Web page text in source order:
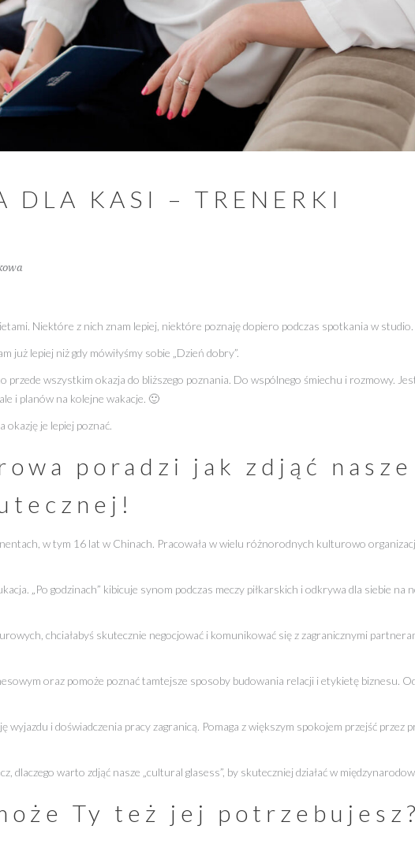
DLA KASI – TRENERKI
Niektóre z nich znam lepiej, niektóre poznaję dopiero podczas spotkania w studio.
już lepiej niż gdy mówiłyśmy sobie „Dzień dobry”.
wszystkim okazja do bliższego poznania. Do wspólnego śmiechu i rozmowy.
i planów na kolejne wakacje. 🙂
okazję je lepiej poznać.
poradzi jak zdjąć
w tym 16 lat w Chinach. Pracowała w wielu różnorodnych kulturowo
„Po godzinach” kibicuje synom podczas meczy piłkarskich i odkrywa dla siebie na
chciałabyś skutecznie negocjować i komunikować się z zagranicznymi
oraz pomoże poznać tamtejsze sposoby budowania relacji i etykietę biznesu.
i doświadczenia pracy zagranicą. Pomaga z większym spokojem przejść przez
dlaczego warto zdjąć nasze „cultural glasess”, by skuteczniej działać w
Ty też jej